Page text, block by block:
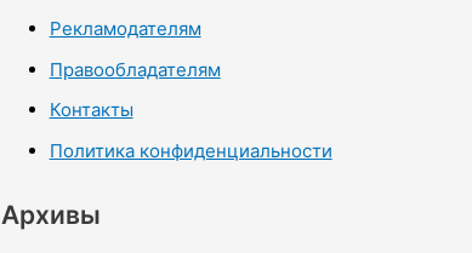
Рекламодателям
Правообладателям
Контакты
Политика конфиденциальности
Архивы